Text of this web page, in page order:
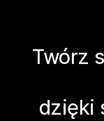
Twórz
dzięki